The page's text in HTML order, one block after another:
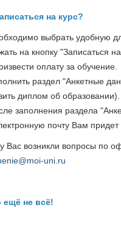
на курс?
выбрать удобную
на кнопку "Записаться
оплату за обучение.
раздел "Анкетные
диплом об образовании).
заполнения раздела
почту Вам
Вас возникли вопросы по
uni.ru
ещё не всё!